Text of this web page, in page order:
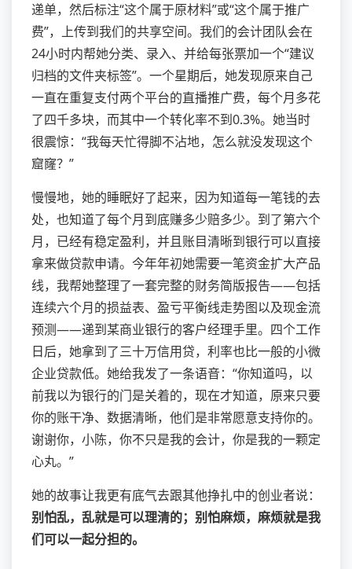
递单，然后标注“这个属于原材料”或“这个属于推广
费”，上传到我们的共享空间。我们的会计团队会在
24小时内帮她分类、录入、并给每张票加一个“建议
归档的文件夹标签”。一个星期后，她发现原来自己
一直在重复支付两个平台的直播推广费，每个月多花
了四千多块，而其中一个转化率不到0.3%。她当时
很震惊：“我每天忙得脚不沾地，怎么就没发现这个
窟窿？”
慢慢地，她的睡眠好了起来，因为知道每一笔钱的去
处，也知道了每个月到底赚多少赔多少。到了第六个
月，已经有稳定盈利，并且账目清晰到银行可以直接
拿来做贷款申请。今年年初她需要一笔资金扩大产品
线，我帮她整理了一套完整的财务简版报告——包括
连续六个月的损益表、盈亏平衡线走势图以及现金流
预测——递到某商业银行的客户经理手里。四个工作
日后，她拿到了三十万信用贷，利率也比一般的小微
企业贷款低。她给我发了一条语音：“你知道吗，以
前我以为银行的门是关着的，现在才知道，原来只要
你的账干净、数据清晰，他们是非常愿意支持你的。
谢谢你，小陈，你不只是我的会计，你是我的一颗定
心丸。”
她的故事让我更有底气去跟其他挣扎中的创业者说：
别怕乱，乱就是可以理清的；别怕麻烦，麻烦就是我
们可以一起分担的。